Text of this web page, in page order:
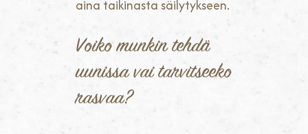
aina taikinasta säilytykseen.
Voiko munkin tehdä
uunissa vai tarvitseeko
rasvaa?